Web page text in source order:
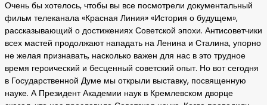
Очень бы хотелось, чтобы вы все посмотрели документальный
фильм телеканала «Красная Линия» «История о будущем»,
рассказывающий о достижениях Советской эпохи. Антисоветчики
всех мастей продолжают нападать на Ленина и Сталина, упорно
не желая признавать, насколько важен для нас в это трудное
время героический и бесценный советский опыт. Но вот сегодня
в Государственной Думе мы открыли выставку, посвященную
науке. А Президент Академии наук в Кремлевском дворце